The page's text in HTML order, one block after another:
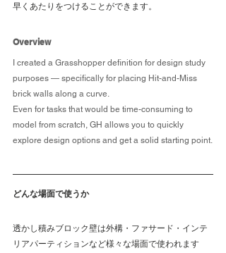
早くあたりをつけることができます。
Overview
I created a Grasshopper definition for design study
purposes — specifically for placing Hit-and-Miss
brick walls along a curve.
Even for tasks that would be time-consuming to
model from scratch, GH allows you to quickly
explore design options and get a solid starting point.
どんな場面で使うか
透かし積みブロック壁は外構・ファサード・インテ
リアパーティションなど様々な場面で使われます